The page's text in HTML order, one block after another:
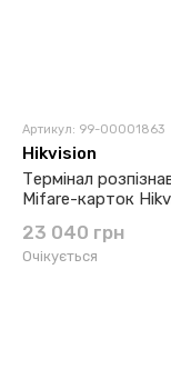
Артикул: 99-00001863
Hikvision
Термінал
Mifare-карток
23 040 грн
Очікується